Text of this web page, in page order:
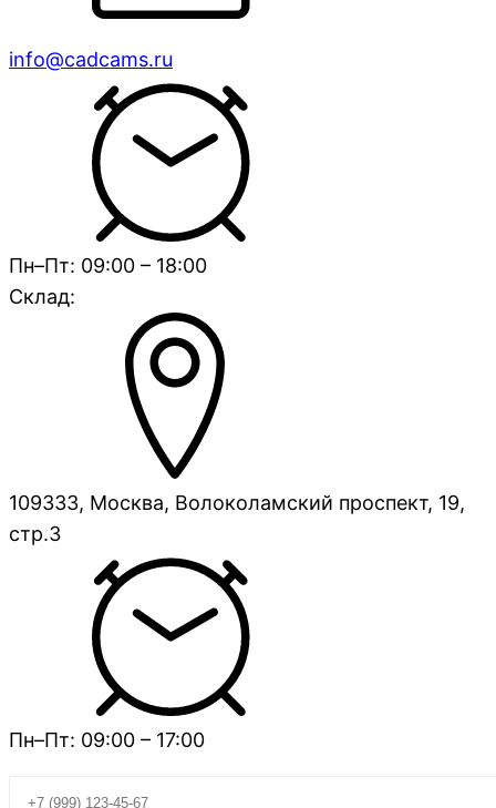
info@cadcams.ru
Пн–Пт: 09:00 – 18:00
Склад:
109333, Москва, Волоколамский проспект, 19,
стр.3
Пн–Пт: 09:00 – 17:00